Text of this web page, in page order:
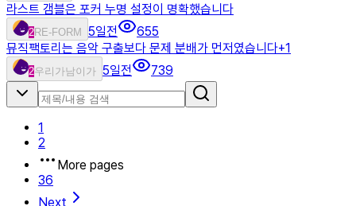
라스트 갬블은 포커 누명 설정이 명확했습니다
2RE-FORM 5일전
655
뮤직팩토리는 음악 구출보다 문제 분배가 먼저였습니다+1
2우리가남이가 5일전 739
1
2
More pages
36
Next